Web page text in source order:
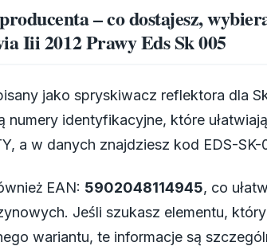
– co dostajesz,
Iii 2012 Prawy Eds Sk 005
jako spryskiwacz reflektora dla
numery identyfikacyjne, które
a w danych znajdziesz kod EDS-SK-
EAN: 5902048114945, co
Jeśli szukasz elementu,
wariantu, te informacje są